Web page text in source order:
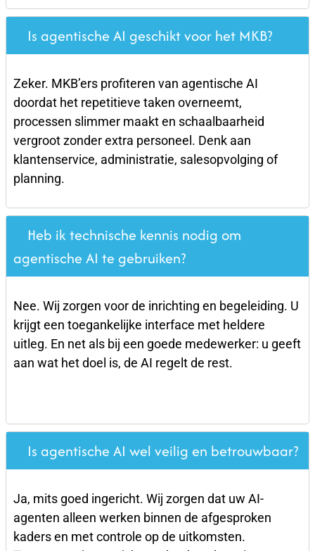
Is agentische AI geschikt voor het MKB?
Zeker. MKB’ers profiteren van agentische AI
doordat het repetitieve taken overneemt,
processen slimmer maakt en schaalbaarheid
vergroot zonder extra personeel. Denk aan
klantenservice, administratie, salesopvolging of
planning.
Heb ik technische kennis nodig om
agentische AI te gebruiken?
Nee. Wij zorgen voor de inrichting en begeleiding. U
krijgt een toegankelijke interface met heldere
uitleg. En net als bij een goede medewerker: u geeft
aan wat het doel is, de AI regelt de rest.
Is agentische AI wel veilig en betrouwbaar?
Ja, mits goed ingericht. Wij zorgen dat uw AI-
agenten alleen werken binnen de afgesproken
kaders en met controle op de uitkomsten.